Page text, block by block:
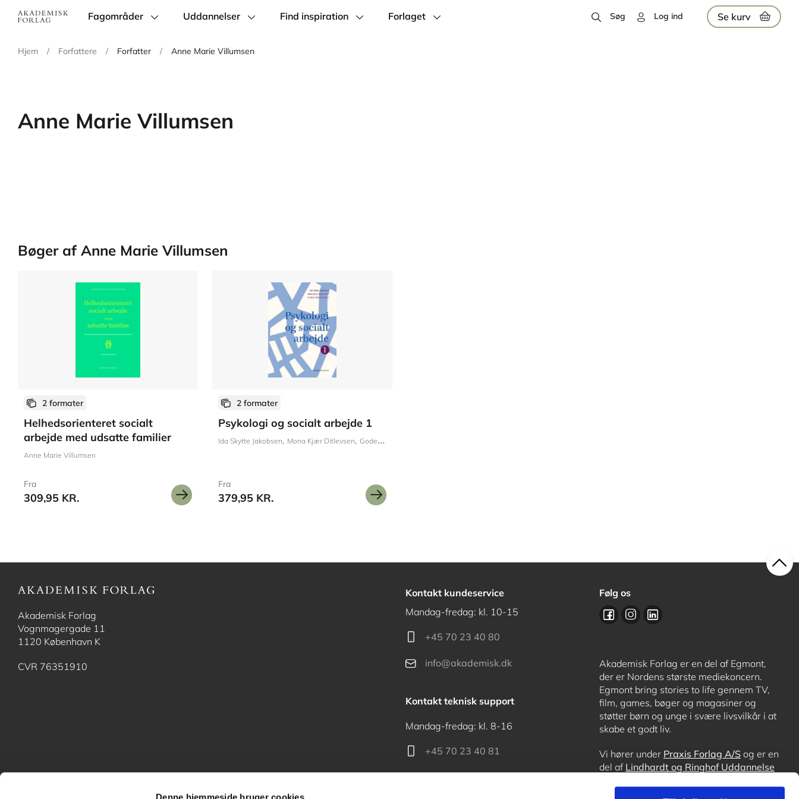
Denne hjemmeside bruger cookies
Main
Fagområder Uddannelser Find inspiration Forlaget Søg Log ind Se kurv
Hjem / Forfattere / Forfatter / Anne Marie Villumsen
Anne Marie Villumsen
Bøger af Anne Marie Villumsen
2 formater
Helhedsorienteret socialt
arbejde med udsatte familier
Anne Marie Villumsen
Fra
309,95 KR.
2 formater
Psykologi og socialt arbejde 1
Ida Skytte Jakobsen Mona Kjær Ditlevsen Godette Walmod
Fra
379,95 KR.
Akademisk Forlag
Vognmagergade 11
1120 København K
CVR 76351910
Kontakt kundeservice
Mandag-fredag: kl. 10-15
+45 70 23 40 80
info@akademisk.dk
Kontakt teknisk support
Mandag-fredag: kl. 8-16
+45 70 23 40 81
Følg os
Akademisk Forlag er en del af Egmont,
der er Nordens største mediekoncern.
Egmont bring stories to life gennem TV,
film, games, bøger og magasiner og
støtter børn og unge i svære livsvilkår i at
skabe et godt liv.
Vi hører under Praxis Forlag A/S og er en
del af Lindhardt og Ringhof Uddannelse